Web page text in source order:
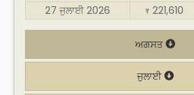
27 ਜੁਲਾਈ 2026
₹ 221,610
ਅਗਸਤ
ਜੁਲਾਈ